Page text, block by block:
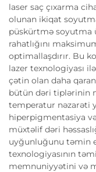
laser saç çıxarma
olunan ikiqat
püskürtmə soyutma
rahatlığını
optimallaşdırır. Bu
lazer texnologiyası
çətin olan daha
bütün dəri tiplərinin
temperatur nəzarəti
hiperpigmentasiya
müxtəlif dəri
uyğunluğunu təmin
texnologiyasının
memnuniyyətini və